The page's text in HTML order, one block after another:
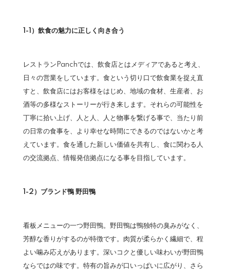
1-1）飲食の魅力に正しく向き合う
レストランPanchでは、飲食店とはメディアであると考え、
日々の営業をしています。食という切り口で飲食業を捉え直
すと、飲食店にはお客様をはじめ、地域の食材、生産者、お
酒等の多様なストーリーが行き来します。それらの可能性を
丁寧に拾い上げ、人と人、人と物事を繋げる事で、当たり前
の日常の食事を、より幸せな時間にできるのではないかと考
えています。食を通した新しい価値を共有し、食に関わる人
の交流拠点、情報発信拠点になる事を目指しています。
1-2）ブランド鴨 野田鴨
看板メニューの一つ野田鴨。野田鴨は鴨独特の臭みがなく、
芳醇な香りがするのが特徴です。肉質が柔らかく繊細で、程
よい噛み応えがあります。深いコクと優しい味わいが野田鴨
ならではの味です。特有の旨みが口いっぱいに広がり、さら